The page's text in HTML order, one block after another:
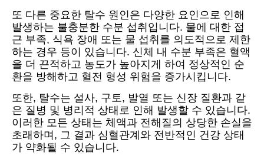
또 다른 중요한 탈수 원인은 다양한 요인으로 인해
발생하는 불충분한 수분 섭취입니다. 물에 대한 접
근 부족, 식욕 장애 또는 물 섭취를 의도적으로 제한
하는 경우 등이 있습니다. 신체 내 수분 부족은 혈액
을 더 끈적하고 농도가 높아지게 하여 정상적인 순
환을 방해하고 혈전 형성 위험을 증가시킵니다.
또한, 탈수는 설사, 구토, 발열 또는 신장 질환과 같
은 질병 및 병리적 상태로 인해 발생할 수 있습니다.
이러한 모든 상태는 체액과 전해질의 상당한 손실을
초래하며, 그 결과 심혈관계와 전반적인 건강 상태
가 약화될 수 있습니다.